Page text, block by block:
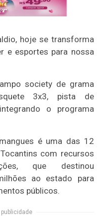
hoje se transforma
e esportes para nossa
society de grama
3x3, pista de
o programa
é uma das 12
com recursos
que destinou
ao estado para
públicos.